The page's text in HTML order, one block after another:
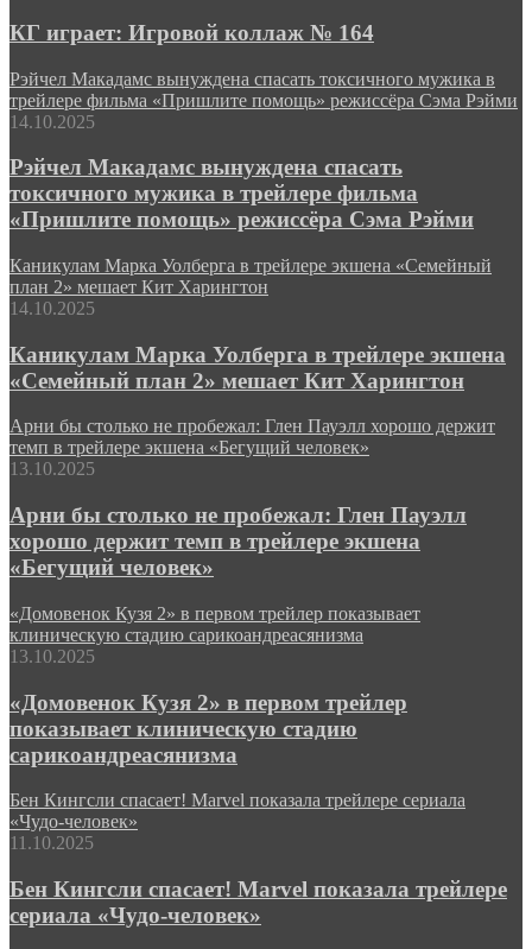
КГ играет: Игровой коллаж № 164
Рэйчел Макадамс вынуждена спасать токсичного мужика в
трейлере фильма «Пришлите помощь» режиссёра Сэма Рэйми
14.10.2025
Рэйчел Макадамс вынуждена спасать
токсичного мужика в трейлере фильма
«Пришлите помощь» режиссёра Сэма Рэйми
Каникулам Марка Уолберга в трейлере экшена «Семейный
план 2» мешает Кит Харингтон
14.10.2025
Каникулам Марка Уолберга в трейлере экшена
«Семейный план 2» мешает Кит Харингтон
Арни бы столько не пробежал: Глен Пауэлл хорошо держит
темп в трейлере экшена «Бегущий человек»
13.10.2025
Арни бы столько не пробежал: Глен Пауэлл
хорошо держит темп в трейлере экшена
«Бегущий человек»
«Домовенок Кузя 2» в первом трейлер показывает
клиническую стадию сарикоандреасянизма
13.10.2025
«Домовенок Кузя 2» в первом трейлер
показывает клиническую стадию
сарикоандреасянизма
Бен Кингсли спасает! Marvel показала трейлере сериала
«Чудо-человек»
11.10.2025
Бен Кингсли спасает! Marvel показала трейлере
сериала «Чудо-человек»